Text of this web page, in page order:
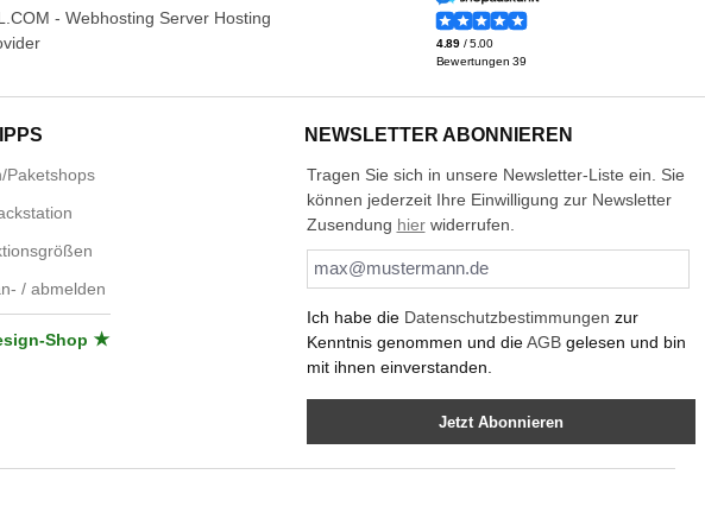
Paketshops
/ abmelden
Shop ★
NEWSLETTER ABONNIEREN
Tragen Sie sich in unsere Newsletter-Liste ein. Sie
können jederzeit Ihre Einwilligung zur Newsletter
Zusendung hierwiderrufen.
Ich habe die Datenschutzbestimmungen zur
Kenntnis genommen und dieAGBgelesen und bin
mit ihnen einverstanden.
Jetzt Abonnieren